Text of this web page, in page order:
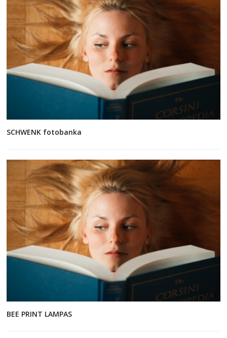
SCHWENK fotobanka
BEE PRINT LAMPAS